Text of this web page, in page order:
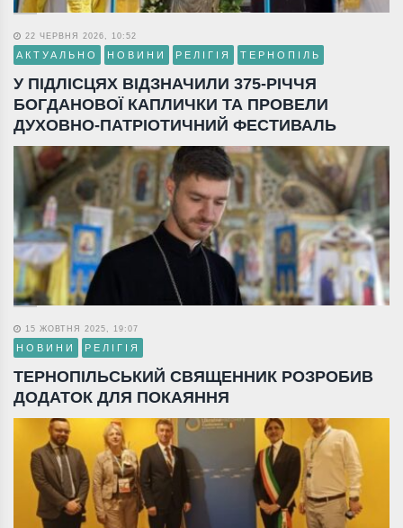
22 ЧЕРВНЯ 2026, 10:52
АКТУАЛЬНО НОВИНИ РЕЛІГІЯ ТЕРНОПІЛЬ
У ПІДЛІСЦЯХ ВІДЗНАЧИЛИ 375-РІЧЧЯ
БОГДАНОВОЇ КАПЛИЧКИ ТА ПРОВЕЛИ
ДУХОВНО-ПАТРІОТИЧНИЙ ФЕСТИВАЛЬ
15 ЖОВТНЯ 2025, 19:07
НОВИНИ РЕЛІГІЯ
ТЕРНОПІЛЬСЬКИЙ СВЯЩЕННИК РОЗРОБИВ
ДОДАТОК ДЛЯ ПОКАЯННЯ